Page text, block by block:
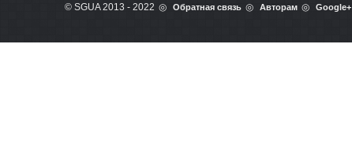
© SGUA 2013 - 2022 Обратная связь Авторам Google+